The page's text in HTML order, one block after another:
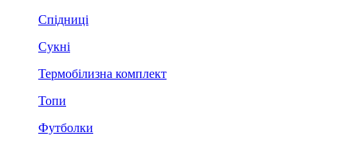
Спідниці
Сукні
Термобілизна комплект
Топи
Футболки